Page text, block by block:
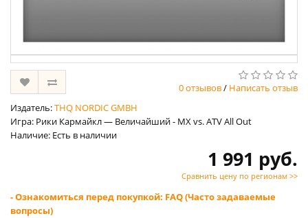
0 отзывов/ Написать отзыв
Издатель:THQ NORDIC GMBH
Игра: Рики Кармайкл — Величайший - MX vs. ATV All Out
Наличие: Есть в наличии
1 991 руб.
Сравнить цену по регионам >>
- Ознакомиться перед покупкой: FAQ (Часто задаваемые
вопросы)